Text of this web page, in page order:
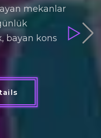
mekanlar
bayan kons